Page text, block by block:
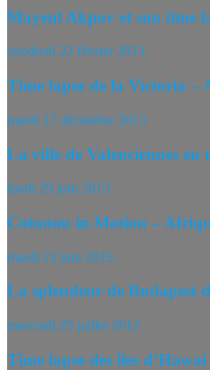
Mayeul Akpov et son time
vendredi 22 février 2013
Time lapse de la Victoria –
mardi 17 décembre 2013
La ville de Valenciennes en
lundi 29 juin 2015
Cotonou in Motion –
mardi 23 juin 2015
La splendeur de Budapest
mercredi 25 juillet 2012
Time lapse des îles d’Hawaï